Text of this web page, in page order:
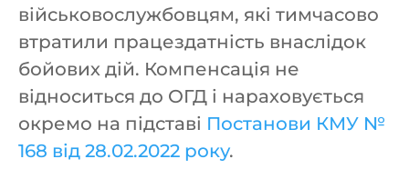
військовослужбовцям, які тимчасово
втратили працездатність внаслідок
бойових дій. Компенсація не
відноситься до ОГД і нараховується
окремо на підставі Постанови КМУ №
168 від 28.02.2022 року.